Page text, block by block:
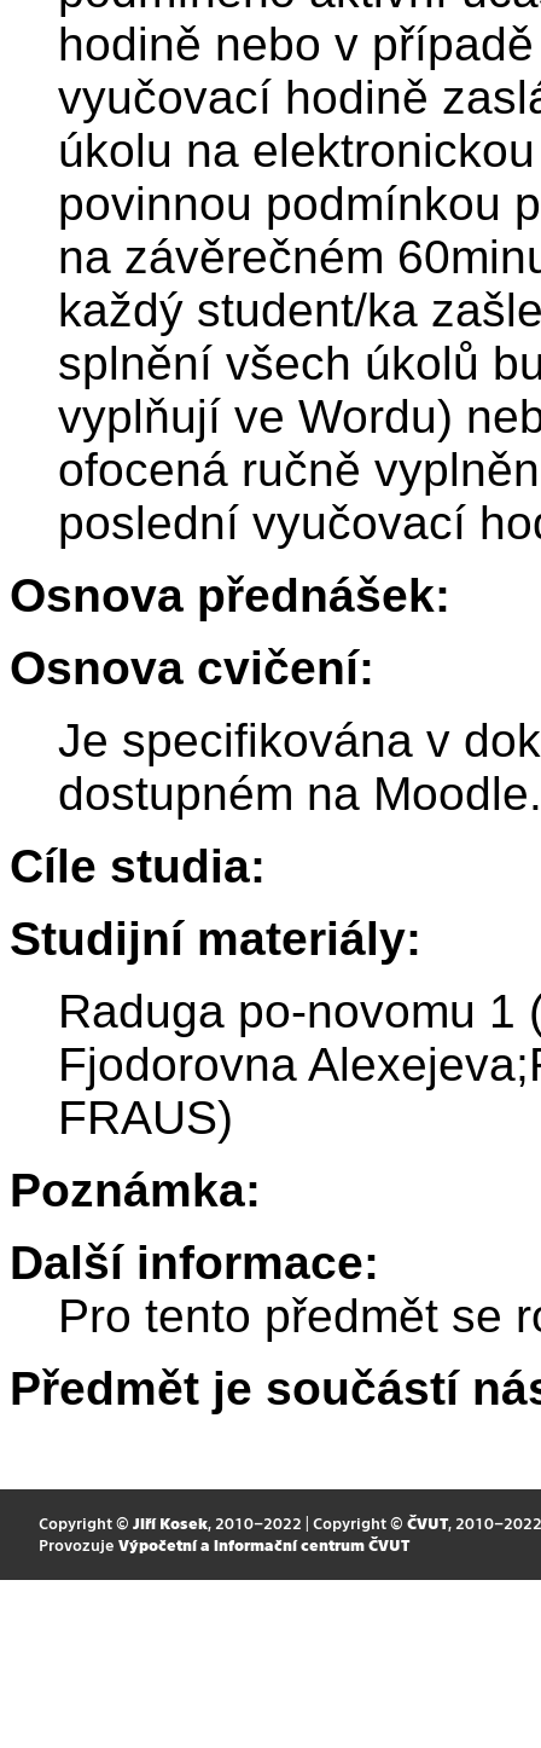
hodině nebo v
vyučovací hodině
úkolu na
povinnou podmínkou
na závěrečném
každý student/ka
splnění všech úkolů
vyplňují ve Wordu)
ofocená ručně
poslední vyučovací
Osnova přednášek:
Osnova cvičení:
Je specifikována v
dostupném na Moodle.
Cíle studia:
Studijní materiály:
Raduga po-novomu
Fjodorovna
FRAUS)
Poznámka:
Další informace:
Pro tento předmět se
Předmět je součástí
Copyright © Jiří Kosek, 2010–2022 | Copyright © ČVUT, 2010–2022
Provozuje Výpočetní a informační centrum ČVUT